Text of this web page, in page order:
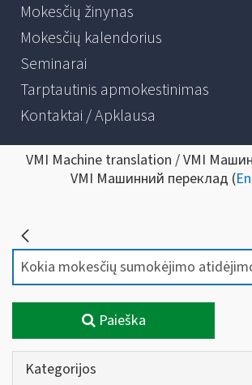
Mokesčių žinynas
Mokesčių kalendorius
Seminarai
Tarptautinis apmokestinimas
Kontaktai / Apklausa
VMI Machine translation / VMI
VMI Машинний переклад (
Paieška
Kategorijos